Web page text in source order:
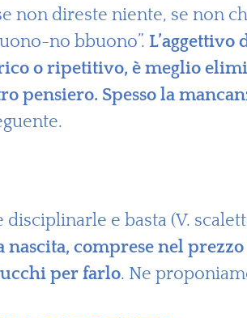
non direste niente, se non
no bbuono”.
o ripetitivo, è meglio
pensiero. Spesso la
disciplinarle e basta (V.
nascita, comprese nel
per farlo. Ne